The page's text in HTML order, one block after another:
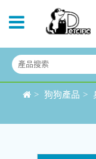
> 狗狗產品 >